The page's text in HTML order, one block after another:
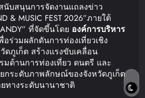
นับสนุนการจัดงานแถลงข่าว
& MUSIC FEST 2026”ภายใต้
ที่จัดขึ้นโดย องค์การบริหาร
อร่วมผลักดันการท่องเที่ยวเชิง
ดภูเก็ต สร้างแรงขับเคลื่อน
มด้านการท่องเที่ยว ดนตรี และ
กระดับภาพลักษณ์ของจังหวัดภูเก็ต
ทางระดับนานาชาติ